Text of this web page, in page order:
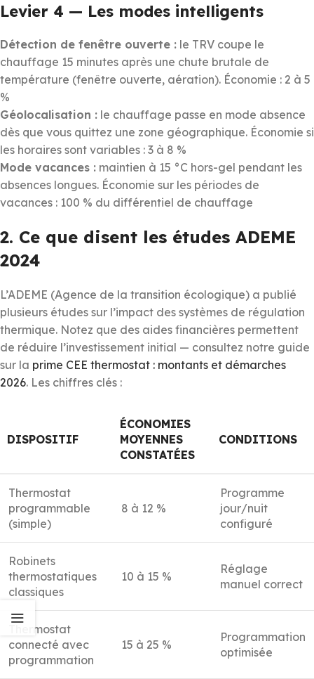
Levier 4 — Les modes intelligents
Détection de fenêtre ouverte : le TRV coupe le
chauffage 15 minutes après une chute brutale de
température (fenêtre ouverte, aération). Économie : 2 à 5
%
Géolocalisation : le chauffage passe en mode absence
dès que vous quittez une zone géographique. Économie si
les horaires sont variables : 3 à 8 %
Mode vacances : maintien à 15 °C hors-gel pendant les
absences longues. Économie sur les périodes de
vacances : 100 % du différentiel de chauffage
2. Ce que disent les études ADEME
2024
L’ADEME (Agence de la transition écologique) a publié
plusieurs études sur l’impact des systèmes de régulation
thermique. Notez que des aides financières permettent
de réduire l’investissement initial — consultez notre guide
sur la prime CEE thermostat : montants et démarches
2026. Les chiffres clés :
DISPOSITIF
ÉCONOMIES
MOYENNES
CONSTATÉES
CONDITIONS
Thermostat
programmable
(simple)
8 à 12 %
Programme
jour/nuit
configuré
Robinets
thermostatiques
classiques
10 à 15 %
Réglage
manuel correct
Thermostat
connecté avec
programmation
15 à 25 %
Programmation
optimisée